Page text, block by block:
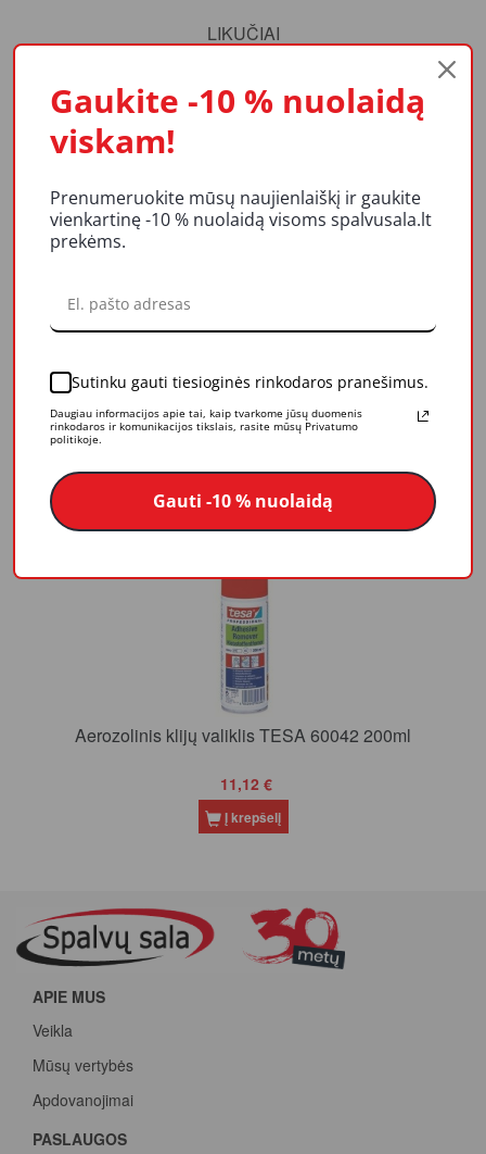
LIKUČIAI
tesa® 51023 yra smulkiai krepuota popierinė apsauginė
dažymo juosta su natūralaus kaučiuko klijais. Tinka bendros
paskirties dažymo darbams: paviršiaus apsaugojimui,
prilaikymui, sandarinimui, lengvų daiktų tvirtinimui,.
Techninės savybės:
Klijų tipas - natūralus kaučiukas
Pailgėjimas trūkimo vietoje - 10 %
Atsparumas tempimui - 33 N/cm
Susijusios prekės
Aerozolinis klijų valiklis TESA 60042 200ml
11,12 €
Į krepšelį
APIE MUS
Veikla
Mūsų vertybės
Apdovanojimai
PASLAUGOS
Gaukite -10 % nuolaidą
viskam!
Prenumeruokite mūsų naujienlaiškį ir gaukite
vienkartinę -10 % nuolaidą visoms spalvusala.lt
prekėms.
Sutinku gauti tiesioginės rinkodaros pranešimus.
Daugiau informacijos apie tai, kaip tvarkome jūsų duomenis
rinkodaros ir komunikacijos tikslais, rasite mūsų Privatumo
politikoje.
Gauti -10 % nuolaidą